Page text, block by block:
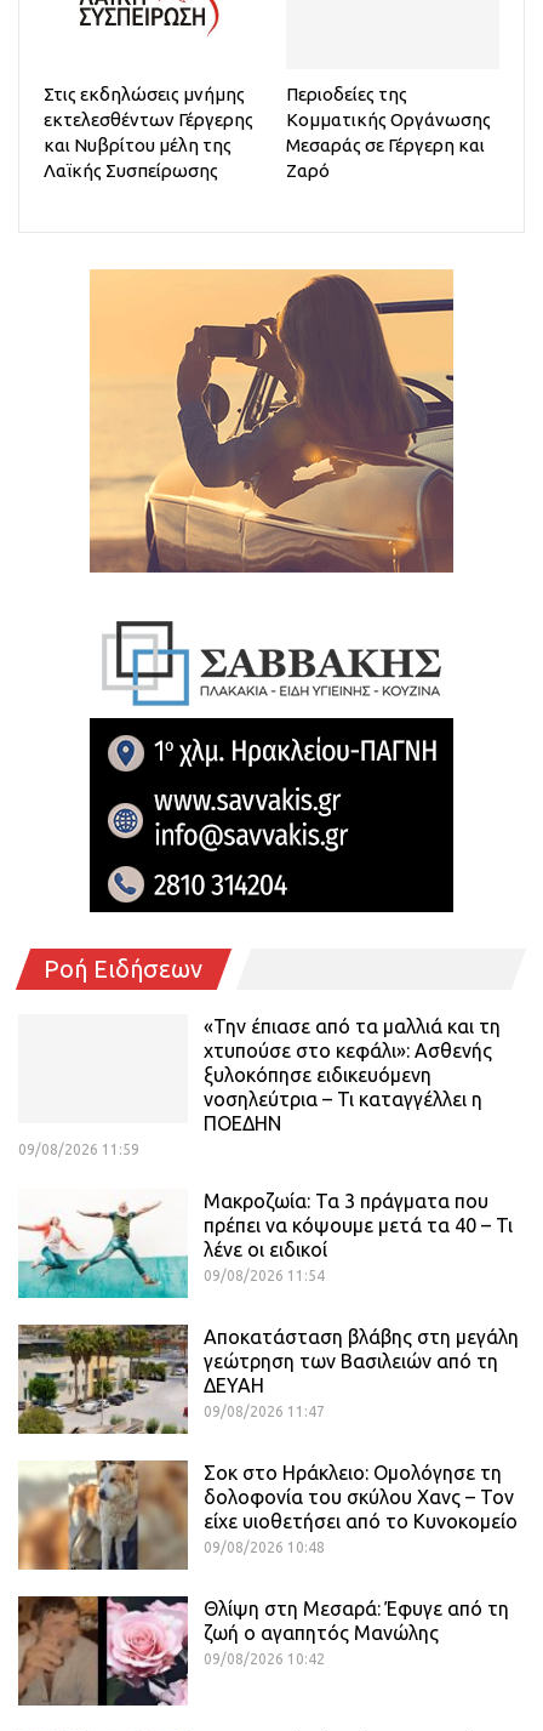
Στις εκδηλώσεις μνήμης
εκτελεσθέντων Γέργερης
και Νυβρίτου μέλη της
Λαϊκής Συσπείρωσης
Περιοδείες της
Κομματικής Οργάνωσης
Μεσαράς σε Γέργερη και
Ζαρό
Ροή Ειδήσεων
«Την έπιασε από τα μαλλιά και τη
χτυπούσε στο κεφάλι»: Ασθενής
ξυλοκόπησε ειδικευόμενη
νοσηλεύτρια – Τι καταγγέλλει η
ΠΟΕΔΗΝ
09/08/2026 11:59
Μακροζωία: Τα 3 πράγματα που
πρέπει να κόψουμε μετά τα 40 – Τι
λένε οι ειδικοί
09/08/2026 11:54
Αποκατάσταση βλάβης στη μεγάλη
γεώτρηση των Βασιλειών από τη
ΔΕΥΑΗ
09/08/2026 11:47
Σοκ στο Ηράκλειο: Ομολόγησε τη
δολοφονία του σκύλου Χανς – Τον
είχε υιοθετήσει από το Κυνοκομείο
09/08/2026 10:48
Θλίψη στη Μεσαρά: Έφυγε από τη
ζωή ο αγαπητός Μανώλης
09/08/2026 10:42